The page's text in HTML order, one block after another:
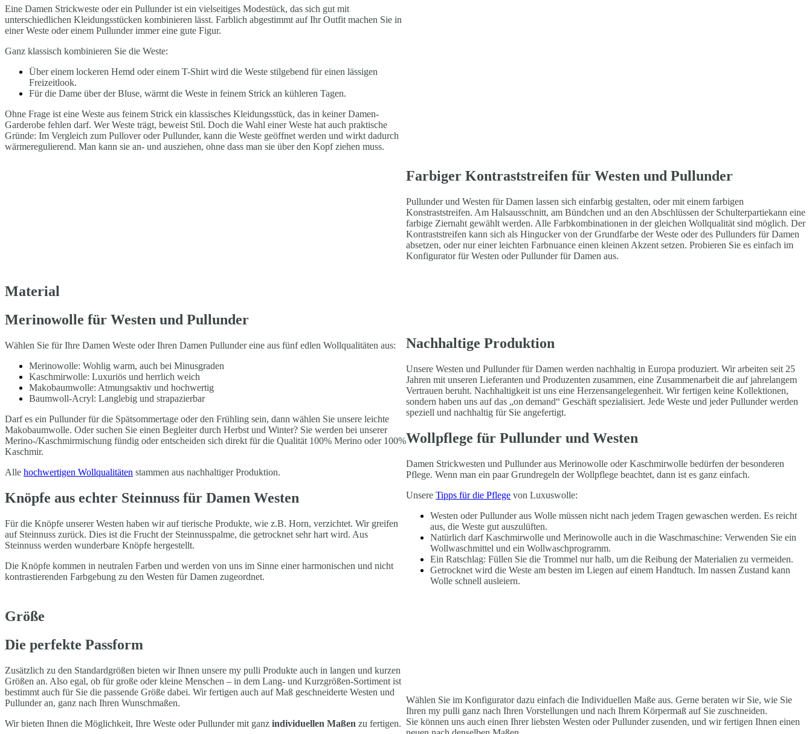
Eine Damen Strickweste oder ein Pullunder ist ein vielseitiges Modestück, das sich gut mit
unterschiedlichen Kleidungsstücken kombinieren lässt. Farblich abgestimmt auf Ihr Outfit machen Sie in
einer Weste oder einem Pullunder immer eine gute Figur.
Ganz klassisch kombinieren Sie die Weste:
Über einem lockeren Hemd oder einem T-Shirt wird die Weste stilgebend für einen lässigen
Freizeitlook.
Für die Dame über der Bluse, wärmt die Weste in feinem Strick an kühleren Tagen.
Ohne Frage ist eine Weste aus feinem Strick ein klassisches Kleidungsstück, das in keiner Damen-
Garderobe fehlen darf. Wer Weste trägt, beweist Stil. Doch die Wahl einer Weste hat auch praktische
Gründe: Im Vergleich zum Pullover oder Pullunder, kann die Weste geöffnet werden und wirkt dadurch
wärmeregulierend. Man kann sie an- und ausziehen, ohne dass man sie über den Kopf ziehen muss.
Farbiger Kontraststreifen für Westen und Pullunder
Pullunder und Westen für Damen lassen sich einfarbig gestalten, oder mit einem farbigen
Konstraststreifen. Am Halsausschnitt, am Bündchen und an den Abschlüssen der Schulterpartiekann eine
farbige Ziernaht gewählt werden. Alle Farbkombinationen in der gleichen Wollqualität sind möglich. Der
Kontraststreifen kann sich als Hingucker von der Grundfarbe der Weste oder des Pullunders für Damen
absetzen, oder nur einer leichten Farbnuance einen kleinen Akzent setzen. Probieren Sie es einfach im
Konfigurator für Westen oder Pullunder für Damen aus.
Material
Merinowolle für Westen und Pullunder
Wählen Sie für Ihre Damen Weste oder Ihren Damen Pullunder eine aus fünf edlen Wollqualitäten aus:
Merinowolle: Wohlig warm, auch bei Minusgraden
Kaschmirwolle: Luxuriös und herrlich weich
Makobaumwolle: Atmungsaktiv und hochwertig
Baumwoll-Acryl: Langlebig und strapazierbar
Darf es ein Pullunder für die Spätsommertage oder den Frühling sein, dann wählen Sie unsere leichte
Makobaumwolle. Oder suchen Sie einen Begleiter durch Herbst und Winter? Sie werden bei unserer
Merino-/Kaschmirmischung fündig oder entscheiden sich direkt für die Qualität 100% Merino oder 100%
Kaschmir.
Alle hochwertigen Wollqualitäten stammen aus nachhaltiger Produktion.
Knöpfe aus echter Steinnuss für Damen Westen
Für die Knöpfe unserer Westen haben wir auf tierische Produkte, wie z.B. Horn, verzichtet. Wir greifen
auf Steinnuss zurück. Dies ist die Frucht der Steinnusspalme, die getrocknet sehr hart wird. Aus
Steinnuss werden wunderbare Knöpfe hergestellt.
Die Knöpfe kommen in neutralen Farben und werden von uns im Sinne einer harmonischen und nicht
kontrastierenden Farbgebung zu den Westen für Damen zugeordnet.
Nachhaltige Produktion
Unsere Westen und Pullunder für Damen werden nachhaltig in Europa produziert. Wir arbeiten seit 25
Jahren mit unseren Lieferanten und Produzenten zusammen, eine Zusammenarbeit die auf jahrelangem
Vertrauen beruht. Nachhaltigkeit ist uns eine Herzensangelegenheit. Wir fertigen keine Kollektionen,
sondern haben uns auf das „on demand“ Geschäft spezialisiert. Jede Weste und jeder Pullunder werden
speziell und nachhaltig für Sie angefertigt.
Wollpflege für Pullunder und Westen
Damen Strickwesten und Pullunder aus Merinowolle oder Kaschmirwolle bedürfen der besonderen
Pflege. Wenn man ein paar Grundregeln der Wollpflege beachtet, dann ist es ganz einfach.
Unsere Tipps für die Pflege von Luxuswolle:
Westen oder Pullunder aus Wolle müssen nicht nach jedem Tragen gewaschen werden. Es reicht
aus, die Weste gut auszulüften.
Natürlich darf Kaschmirwolle und Merinowolle auch in die Waschmaschine: Verwenden Sie ein
Wollwaschmittel und ein Wollwaschprogramm.
Ein Ratschlag: Füllen Sie die Trommel nur halb, um die Reibung der Materialien zu vermeiden.
Getrocknet wird die Weste am besten im Liegen auf einem Handtuch. Im nassen Zustand kann
Wolle schnell ausleiern.
Größe
Die perfekte Passform
Zusätzlich zu den Standardgrößen bieten wir Ihnen unsere my pulli Produkte auch in langen und kurzen
Größen an. Also egal, ob für große oder kleine Menschen – in dem Lang- und Kurzgrößen-Sortiment ist
bestimmt auch für Sie die passende Größe dabei. Wir fertigen auch auf Maß geschneiderte Westen und
Pullunder an, ganz nach Ihren Wunschmaßen.
Wir bieten Ihnen die Möglichkeit, Ihre Weste oder Pullunder mit ganz individuellen Maßen zu fertigen.
Wählen Sie im Konfigurator dazu einfach die Individuellen Maße aus. Gerne beraten wir Sie, wie Sie
Ihren my pulli ganz nach Ihren Vorstellungen und nach Ihrem Körpermaß auf Sie zuschneiden.
Sie können uns auch einen Ihrer liebsten Westen oder Pullunder zusenden, und wir fertigen Ihnen einen